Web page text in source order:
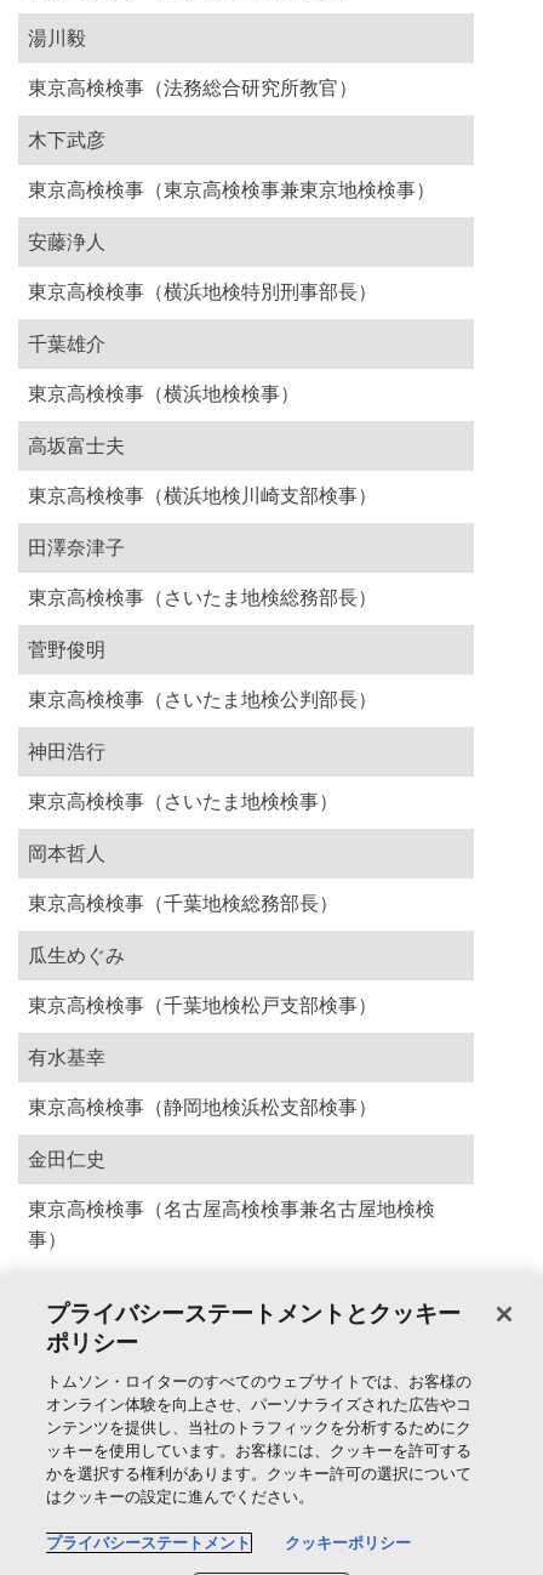
湯川毅
東京高検検事（法務総合研究所教官）
木下武彦
東京高検検事（東京高検検事兼東京地検検事）
安藤浄人
東京高検検事（横浜地検特別刑事部長）
千葉雄介
東京高検検事（横浜地検検事）
高坂富士夫
東京高検検事（横浜地検川崎支部検事）
田澤奈津子
東京高検検事（さいたま地検総務部長）
菅野俊明
東京高検検事（さいたま地検公判部長）
神田浩行
東京高検検事（さいたま地検検事）
岡本哲人
東京高検検事（千葉地検総務部長）
瓜生めぐみ
東京高検検事（千葉地検松戸支部検事）
有水基幸
東京高検検事（静岡地検浜松支部検事）
金田仁史
東京高検検事（名古屋高検検事兼名古屋地検検
事）
提供：時事通信社
製品＆サービス
サポート
トムソン・ロイターについて
プライバシーステートメントとクッキー
ポリシー
トムソン・ロイターのすべてのウェブサイトでは、お客様の
オンライン体験を向上させ、パーソナライズされた広告やコ
ンテンツを提供し、当社のトラフィックを分析するためにク
ッキーを使用しています。お客様には、クッキーを許可する
かを選択する権利があります。クッキー許可の選択について
はクッキーの設定に進んでください。
プライバシーステートメント クッキーポリシー